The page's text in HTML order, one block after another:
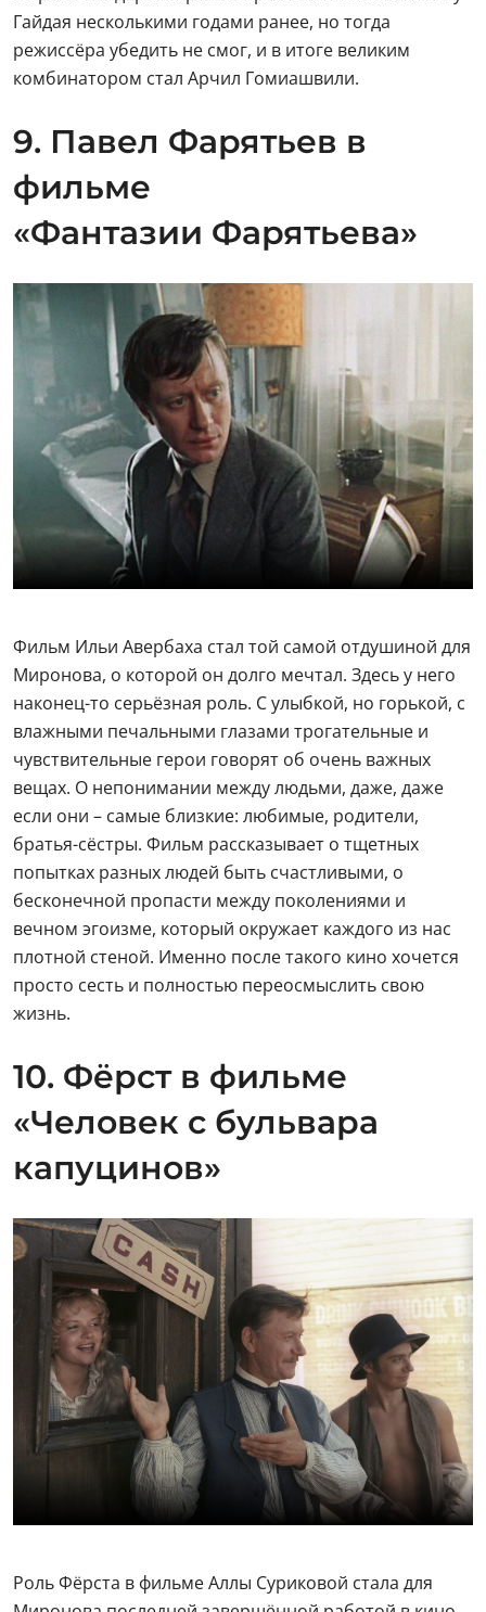
Фильм Ильи Авербаха стал той самой отдушиной для
Миронова, о которой он долго мечтал. Здесь у него
наконец-то серьёзная роль. С улыбкой, но горькой, с
влажными печальными глазами трогательные и
чувствительные герои говорят об очень важных
вещах. О непонимании между людьми, даже, даже
если они – самые близкие: любимые, родители,
братья-сёстры. Фильм рассказывает о тщетных
попытках разных людей быть счастливыми, о
бесконечной пропасти между поколениями и
плотной стеной. Именно после такого кино хочется
просто сесть и полностью переосмыслить свою
жизнь.
10. Фёрст в фильме
«Человек с бульвара
капуцинов»
Роль Фёрста в фильме Аллы Суриковой стала для
Миронова последней завершённой работой в кино.
Многие говорят, что этой картиной он словно бы
подвёл итог всей своей жизни. Его герой, Фёрст,
верит в силу кинематографа, что он и есть тот самый
свет, который облагораживает людей и делает их
лучше. И когда он появляется в импровизированном
ковбойском городке с его беспорядочной стрельбой,
мордобоями и сквернословием — жизнь людей
действительно меняется. Фёрст у Миронова, как и
«Советское кино» признал актёра лучшим в 1987